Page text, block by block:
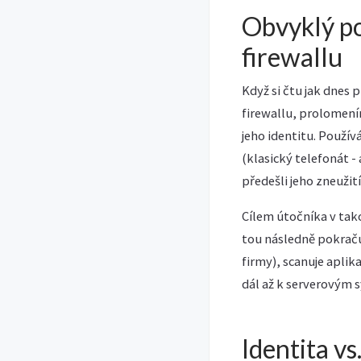
Obvyklý
firewallu
Když si čtu jak dnes
firewallu,
jeho identitu.
(klasický telefonát -
předešli jeho
Cílem útočníka v
tou následně
firmy), scanuje
dál až k serverovým
Identita